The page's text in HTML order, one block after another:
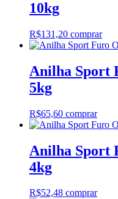
10kg
R$131,20 comprar
Anilha Sport
5kg
R$65,60 comprar
Anilha Sport
4kg
R$52,48 comprar